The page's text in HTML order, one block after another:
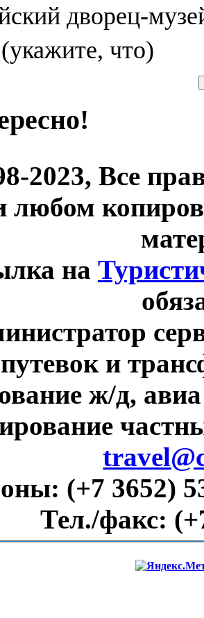
дворец-
что)
2023, Все
любом
на
и
ж/д,
(+7 3652)
Тел./факс: